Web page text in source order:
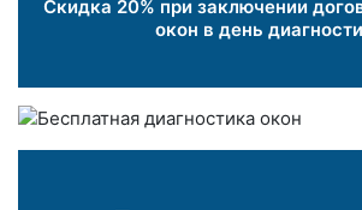
Скидка 20% при заключении
окон в день